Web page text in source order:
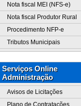
Nota fiscal MEI (NFS-e)
Nota fiscal Produtor Rural
Procedimento NFP-e
Tributos Municipais
Serviços Online
Administração
Avisos de Licitações
Plano de Contratações